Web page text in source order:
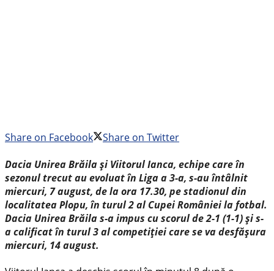
Share on Facebook
Share on Twitter
Dacia Unirea Brăila și Viitorul Ianca, echipe care în
sezonul trecut au evoluat în Liga a 3-a, s-au întâlnit
miercuri, 7 august, de la ora 17.30, pe stadionul din
localitatea Plopu, în turul 2 al Cupei României la fotbal.
Dacia Unirea Brăila s-a impus cu scorul de 2-1 (1-1) și s-
a calificat în turul 3 al competiției care se va desfășura
miercuri, 14 august.